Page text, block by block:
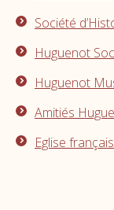
Société
Huguenot
Huguenot
Amitiés
Eglise